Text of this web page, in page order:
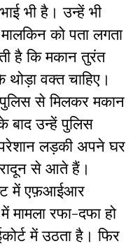
भी है। उन्हें भी
को पता लगता
है कि मकान तुरंत
वक्त चाहिए।
से मिलकर मकान
बाद उन्हें पुलिस
लड़की अपने घर
से आते हैं।
में एफ़आईआर
मामला रफा-दफा हो
में उठता है। फिर